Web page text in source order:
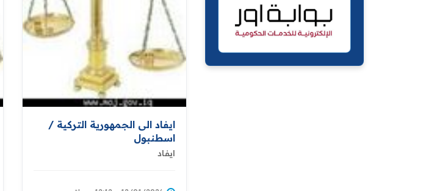
ايفاد الى الجمهورية التركية /
اسطنبول
ايفاد